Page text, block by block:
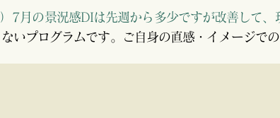
7月の景況感DIは先週から多少ですが改善して、
いプログラムです。ご自身の直感・イメージで